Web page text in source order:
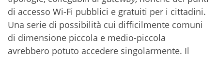
di accesso Wi-Fi pubblici e gratuiti per i cittadini.
Una serie di possibilità cui difficilmente comuni
di dimensione piccola e medio-piccola
avrebbero potuto accedere singolarmente. Il